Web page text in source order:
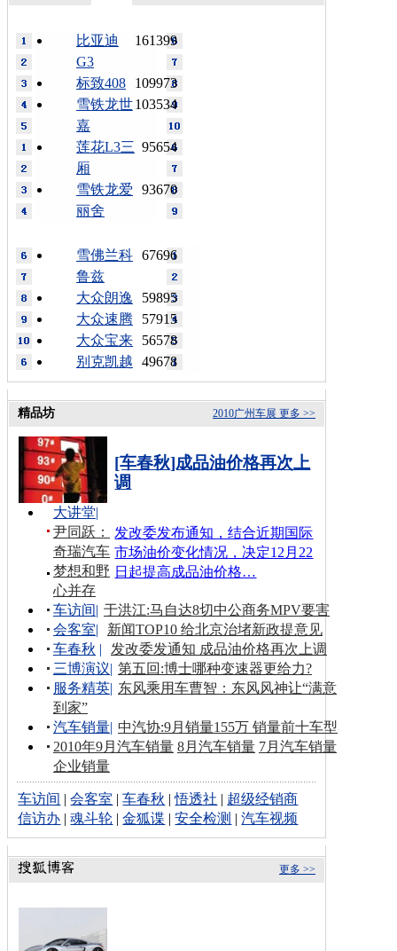
161399
比亚迪
G3
109973
标致408
103534
雪铁龙世
嘉
95654
莲花L3三
厢
93670
雪铁龙爱
丽舍
67696
雪佛兰科
鲁兹
59895
大众朗逸
57915
大众速腾
56578
大众宝来
49678
别克凯越
更多 >>
2010广州车展
精品坊
[车春秋]成品油价格再次上
调
发改委发布通知，结合近期国际
市场油价变化情况，决定12月22
日起提高成品油价格…
大讲堂|
尹同跃：
奇瑞汽车
梦想和野
心并存
车访间| 于洪江:马自达8切中公商务MPV要害
会客室|
新闻TOP10 给北京治堵新政提意见
车春秋 |
发改委发通知 成品油价格再次上调
三博演议| 第五回:博士哪种变速器更给力?
服务精英| 东风乘用车曹智：东风风神让“满意
到家”
汽车销量| 中汽协:9月销量155万 销量前十车型
2010年9月汽车销量 8月汽车销量 7月汽车销量
企业销量
车访间 |会客室 |车春秋 |悟透社 | 超级经销商
信访办 |魂斗轮 |金狐谍 |安全检测 |汽车视频
更多 >>